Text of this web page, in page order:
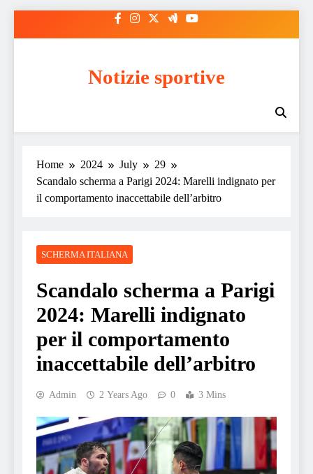
Notizie sportive
Home 2024 July
29
Scandalo scherma a Parigi 2024: Marelli indignato per
il comportamento inaccettabile dell’arbitro
SCHERMA ITALIANA
Scandalo scherma a Parigi
2024: Marelli indignato
per il comportamento
inaccettabile dell’arbitro
Admin 2 Years Ago 0 3 Mins